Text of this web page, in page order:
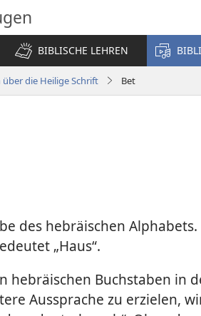
BIBLISCHE LEHREN
über die Heilige Schrift Bet
des hebräischen
„Haus“.
hebräischen Buchstaben in
Aussprache zu erzielen,